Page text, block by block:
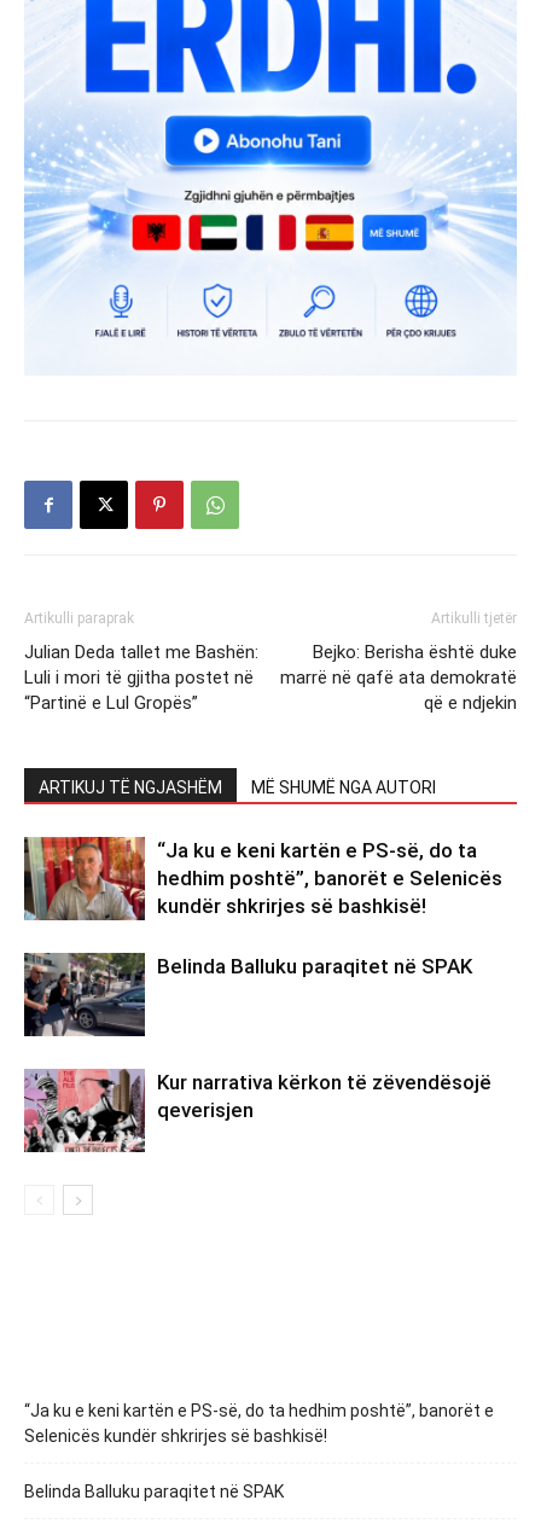
Artikulli paraprak
Julian Deda tallet me Bashën:
Luli i mori të gjitha postet në
“Partinë e Lul Gropës”
Artikulli tjetër
Bejko: Berisha është duke
marrë në qafë ata demokratë
që e ndjekin
ARTIKUJ TË NGJASHËM MË SHUMË NGA AUTORI
“Ja ku e keni kartën e PS-së, do ta
hedhim poshtë”, banorët e Selenicës
kundër shkrirjes së bashkisë!
Belinda Balluku paraqitet në SPAK
Kur narrativa kërkon të zëvendësojë
qeverisjen
“Ja ku e keni kartën e PS-së, do ta hedhim poshtë”, banorët e
Selenicës kundër shkrirjes së bashkisë!
Belinda Balluku paraqitet në SPAK